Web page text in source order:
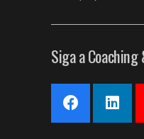
Siga a